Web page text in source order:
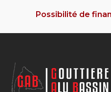
Possibilité de